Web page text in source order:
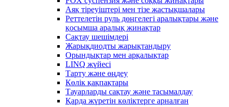
Аяқ тіреуіштері мен тізе жастықшалары
Реттелетін руль дөңгелегі аралықтары және
қосымша аралық жинақтар
Сақтау шешімдері
Жарықдиодты жарықтандыру
Орындықтар мен арқалықтар
LINQ жүйесі
Тарту және өңдеу
Көлік қақпақтары
Тауарларды сақтау және тасымалдау
Қарда жүретін көліктерге арналған